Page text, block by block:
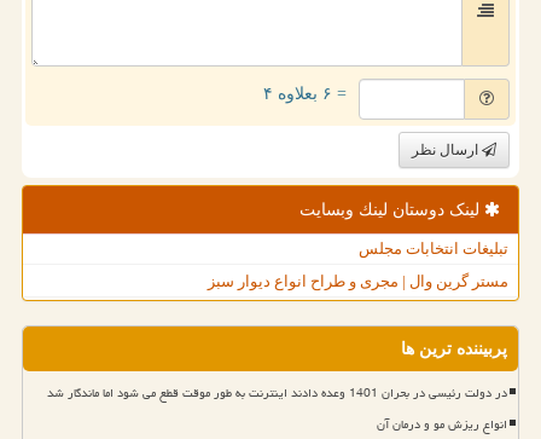
= ۶ بعلاوه ۴
ارسال نظر
لینک دوستان لینك وبسایت
تبلیغات انتخابات مجلس
مستر گرین وال | مجری و طراح انواع دیوار سبز
پربیننده ترین ها
در دولت رئیسی در بحران 1401 وعده دادند اینترنت به طور موقت قطع می شود اما ماندگار شد
انواع ریزش مو و درمان آن